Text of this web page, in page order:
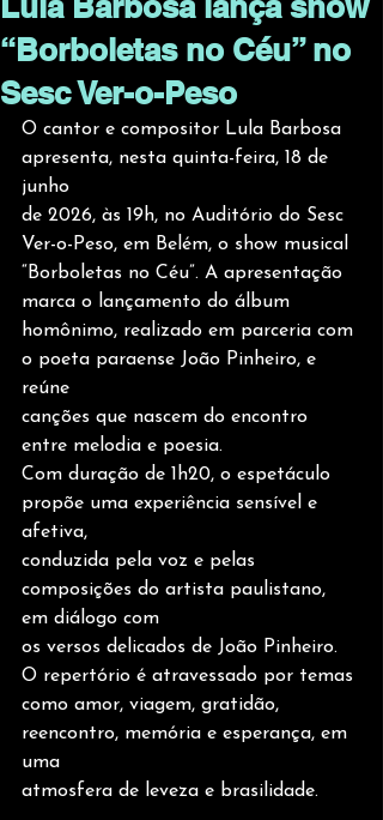
“Borboletas no Céu” no
Sesc Ver-o-Peso
O cantor e compositor Lula Barbosa
apresenta, nesta quinta-feira, 18 de
junho
de 2026, às 19h, no Auditório do Sesc
Ver-o-Peso, em Belém, o show musical
“Borboletas no Céu”. A apresentação
marca o lançamento do álbum
homônimo, realizado em parceria com
o poeta paraense João Pinheiro, e
reúne
canções que nascem do encontro
entre melodia e poesia.
Com duração de 1h20, o espetáculo
propõe uma experiência sensível e
afetiva,
conduzida pela voz e pelas
composições do artista paulistano,
em diálogo com
os versos delicados de João Pinheiro.
O repertório é atravessado por temas
como amor, viagem, gratidão,
reencontro, memória e esperança, em
uma
atmosfera de leveza e brasilidade.